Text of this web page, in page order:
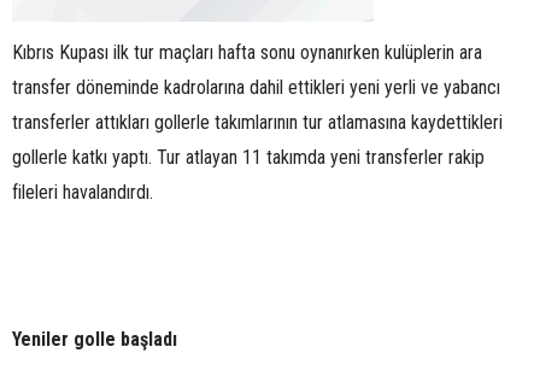
Kıbrıs Kupası ilk tur maçları hafta sonu oynanırken kulüplerin ara
transfer döneminde kadrolarına dahil ettikleri yeni yerli ve yabancı
transferler attıkları gollerle takımlarının tur atlamasına kaydettikleri
gollerle katkı yaptı. Tur atlayan 11 takımda yeni transferler rakip
fileleri havalandırdı.
Yeniler golle başladı